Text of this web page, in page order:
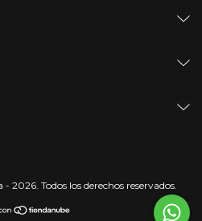
2026. Todos los derechos reservados.